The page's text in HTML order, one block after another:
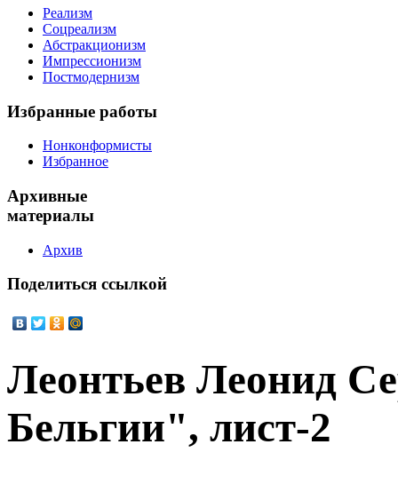
Реализм
Соцреализм
Абстракционизм
Импрессионизм
Постмодернизм
Избранные работы
Нонконформисты
Избранное
Архивные
материалы
Архив
Поделиться ссылкой
Леонтьев Леонид
Бельгии", лист-2